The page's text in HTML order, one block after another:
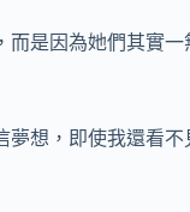
是因為她們其實
想，即使我還看